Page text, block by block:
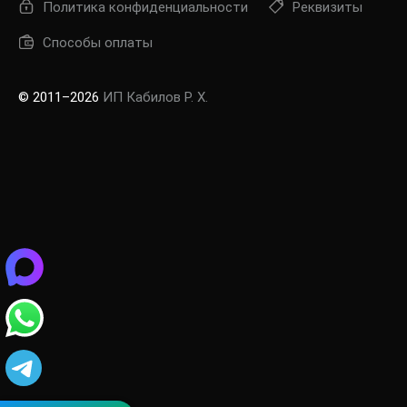
Политика конфиденциальности Реквизиты
Способы оплаты
© 2011–2026 ИП Кабилов Р. Х.